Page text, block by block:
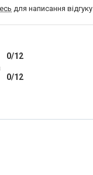
для написання відгуку
0/12
0/12